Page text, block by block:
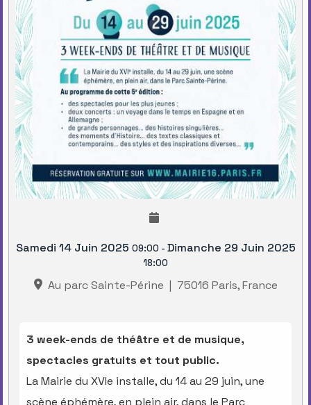
Samedi 14 Juin 2025 09:00 - Dimanche 29 Juin 2025
18:00
Au parc Sainte-Périne | 75016 Paris, France
3 week-ends de théâtre et de musique,
spectacles gratuits et tout public.
La Mairie du XVIe installe, du 14 au 29 juin, une
scène éphémère, en plein air, dans le Parc